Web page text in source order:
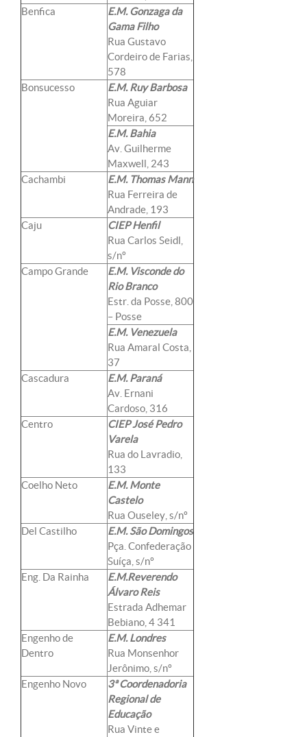
Benfica
E.M. Gonzaga da
Gama Filho
Rua Gustavo
Cordeiro de Farias,
578
Bonsucesso
E.M. Ruy Barbosa
Rua Aguiar
Moreira, 652
E.M. Bahia
Av. Guilherme
Maxwell, 243
Cachambi
E.M. Thomas Mann
Rua Ferreira de
Andrade, 193
Caju
CIEP Henfil
Rua Carlos Seidl,
s/nº
Campo Grande
E.M. Visconde do
Rio Branco
Estr. da Posse, 800
– Posse
E.M. Venezuela
Rua Amaral Costa,
37
Cascadura
E.M. Paraná
Av. Ernani
Cardoso, 316
Centro
CIEP José Pedro
Varela
Rua do Lavradio,
133
Coelho Neto
E.M. Monte
Castelo
Rua Ouseley, s/nº
Del Castilho
E.M. São Domingos
Pça. Confederação
Suíça, s/nº
Eng. Da Rainha
E.M.Reverendo
Álvaro Reis
Estrada Adhemar
Bebiano, 4 341
Engenho de
Dentro
E.M. Londres
Rua Monsenhor
Jerônimo, s/nº
Engenho Novo
3ª Coordenadoria
Regional de
Educação
Rua Vinte e